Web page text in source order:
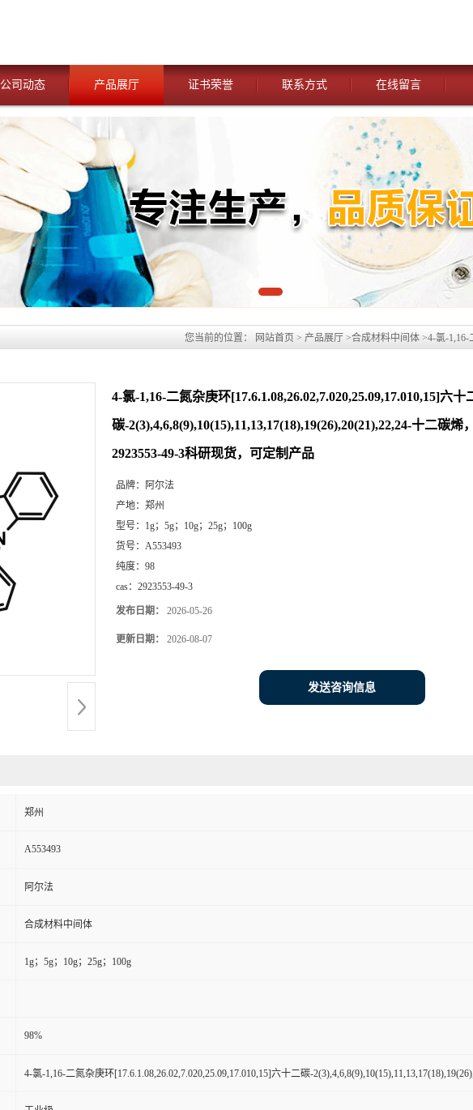
公司动态 产品展厅 证书荣誉 联系方式 在线留言
您当前的位置： 网站首页 > 产品展厅 >合成材料中间体 >4-氯-1,16-
4-氯-1,16-二氮杂庚环[17.6.1.08,26.02,7.020,25.09,17.010,15]六十
碳-2(3),4,6,8(9),10(15),11,13,17(18),19(26),20(21),22,24-十二碳烯
2923553-49-3科研现货，可定制产品
品牌：
阿尔法
产地： 郑州
型号： 1g；5g；10g；25g；100g
货号： A553493
纯度： 98
cas： 2923553-49-3
发布日期： 2026-05-26
更新日期： 2026-08-07
发送咨询信息
郑州
A553493
阿尔法
合成材料中间体
1g；5g；10g；25g；100g
98%
4-氯-1,16-二氮杂庚环[17.6.1.08,26.02,7.020,25.09,17.010,15]六十二碳-